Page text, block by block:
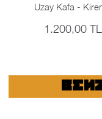
Uzay Kafa -
1.200,00 TL